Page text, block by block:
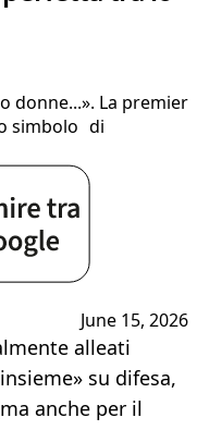
donne...». La premier
simbolo di
June 15, 2026
alleati
su difesa,
anche per il